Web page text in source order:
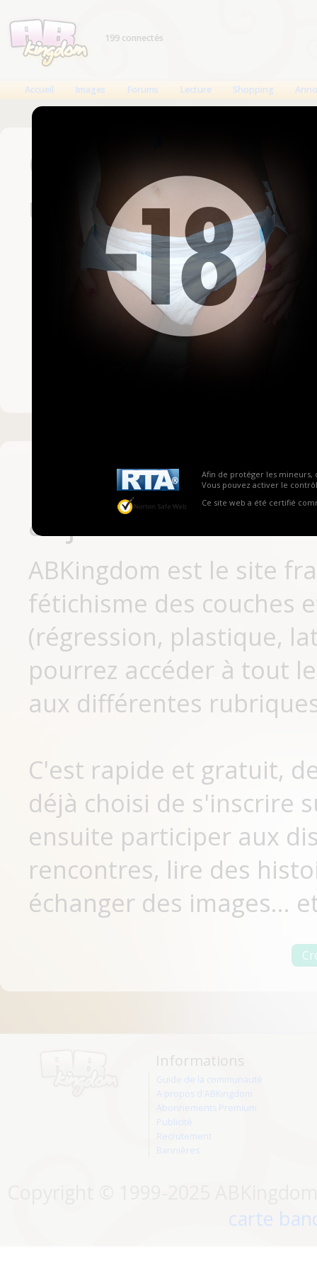
Afin de protéger les mineurs,
Vous pouvez activer le
Ce site web a été certifié
199 connectés
Accueil Images Forums Lecture Shopping
Connexion
Un compte est
Nom d'utilisateur
Mot de passe
Pas encore
aujourd'hui
ABKingdom est le site
fétichisme des couches
(régression, plastique,
pourrez accéder à tout
aux différentes
C'est rapide et gratuit,
déjà choisi de s'inscrire
ensuite participer aux
rencontres, lire des
échanger des images...
Informations
Guide de la communauté
A propos d'ABKingdom
Abonnements Premium
Publicité
Recrutement
Bannières
carte